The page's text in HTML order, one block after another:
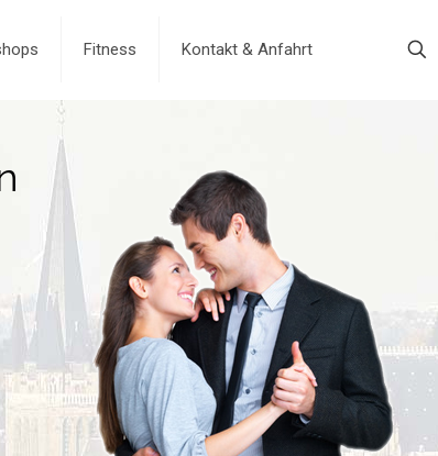
Fitness Kontakt & Anfahrt